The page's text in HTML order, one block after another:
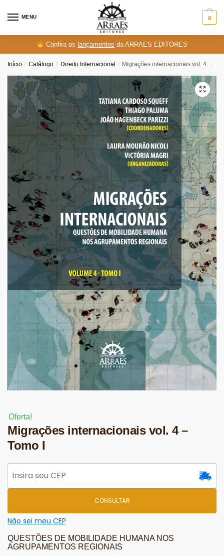
MENU 0
Confira os lançamentos da ARRAES EDITORES
Início / Catálogo / Direito Internacional / Migrações internacionais vol. 4 – Tomo I
Oferta!
Migrações internacionais vol. 4 –
Tomo I
CONSULTAR
Não sei meu CEP
QUESTÕES DE MOBILIDADE HUMANA NOS
AGRUPAMENTOS REGIONAIS